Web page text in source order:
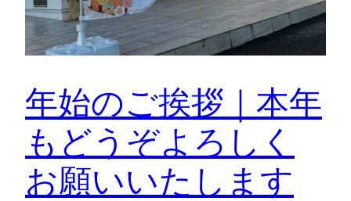
年始のご挨拶｜本年
もどうぞよろしく
お願いいたします